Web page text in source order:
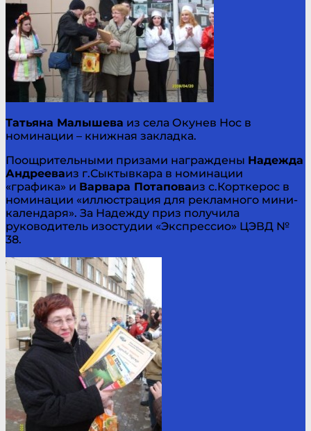
Татьяна Малышева из села Окунев Нос в
номинации – книжная закладка.
Поощрительными призами награждены Надежда
Андрееваиз г.Сыктывкара в номинации
«графика» и Варвара Потаповаиз с.Корткерос в
номинации «иллюстрация для рекламного мини-
календаря». За Надежду приз получила
руководитель изостудии «Экспрессио» ЦЭВД №
38.